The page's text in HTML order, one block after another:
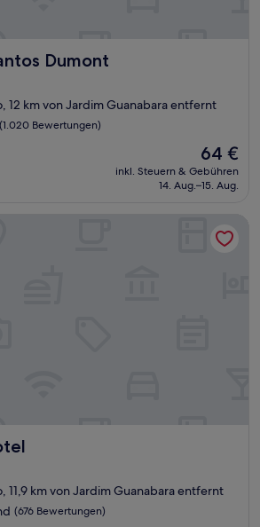
Dumont
Dumont
12 km von Jardim Guanabara entfernt
(1.020 Bewertungen)
Der
Preis
beträgt
64 €
inkl. Steuern & Gebühren
14. Aug.–15. Aug.
11,9 km von Jardim Guanabara entfernt
(676 Bewertungen)